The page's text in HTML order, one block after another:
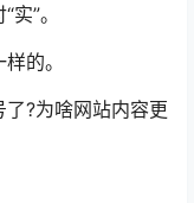
”。
的。
?为啥网站内容更